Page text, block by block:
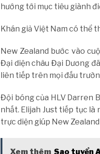
hướng tới mục tiêu giành
Khán giả Việt Nam có thể
New Zealand bước vào
Đại diện châu Đại Dương
liên tiếp trên mọi đấu
Đội bóng của HLV Darren
nhất. Elijah Just tiếp tục là
trực diện giúp New
Xem thêm Sao tuyển